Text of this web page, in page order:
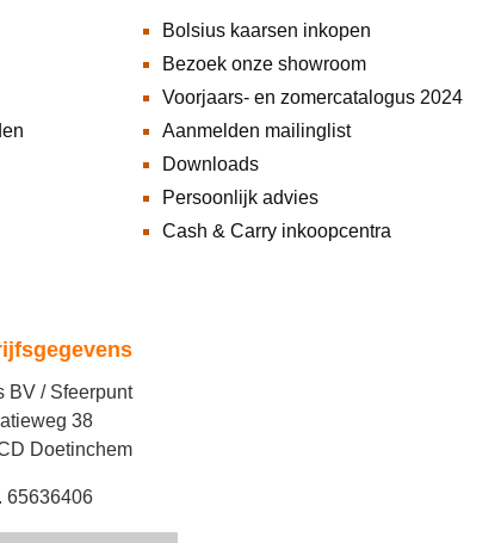
Bolsius kaarsen inkopen
Bezoek onze showroom
Voorjaars- en zomercatalogus 2024
Aanmelden mailinglist
Downloads
Persoonlijk advies
Cash & Carry inkoopcentra
BV / Sfeerpunt
38
Doetinchem
65636406